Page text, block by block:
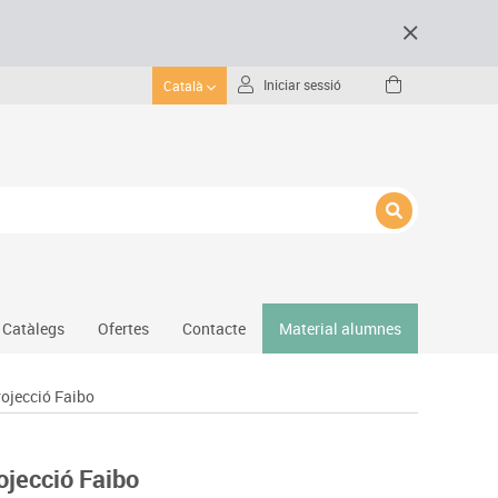
Català Iniciar sessió
Gimnàs
Protecció esportiva
Catàlegs Ofertes Contacte Material alumnes
Faibo
Faibo